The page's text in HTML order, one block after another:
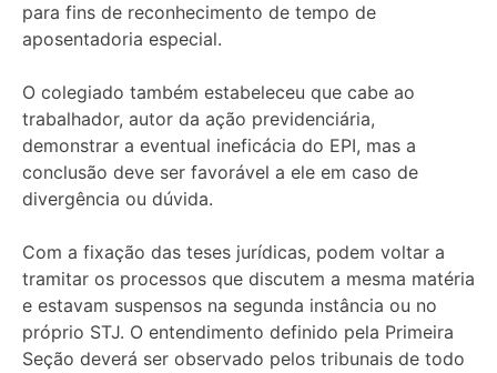
para fins de reconhecimento de tempo de
aposentadoria especial.
O colegiado também estabeleceu que cabe ao
trabalhador, autor da ação previdenciária,
demonstrar a eventual ineficácia do EPI, mas a
conclusão deve ser favorável a ele em caso de
divergência ou dúvida.
Com a fixação das teses jurídicas, podem voltar a
tramitar os processos que discutem a mesma matéria
e estavam suspensos na segunda instância ou no
próprio STJ. O entendimento definido pela Primeira
Seção deverá ser observado pelos tribunais de todo